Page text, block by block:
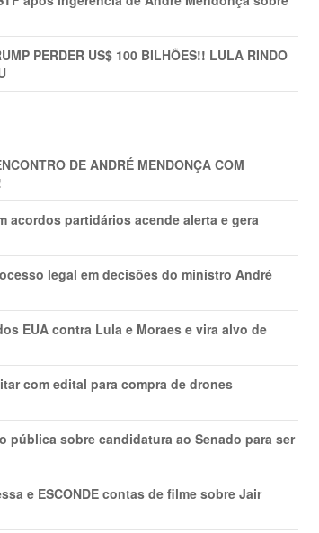
PERDER US$ 100 BILHÕES!! LULA RINDO
DE ANDRÉ MENDONÇA COM
acordos partidários acende alerta e gera
legal em decisões do ministro André
EUA contra Lula e Moraes e vira alvo de
com edital para compra de drones
pública sobre candidatura ao Senado para ser
e ESCONDE contas de filme sobre Jair